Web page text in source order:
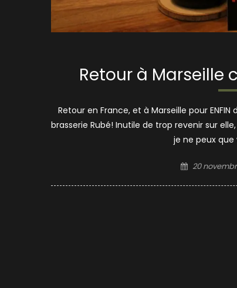
Retour à Marseille
Retour en France, et à Marseille pour
brasserie Rubé! Inutile de trop revenir sur
je ne peux
Posted
20